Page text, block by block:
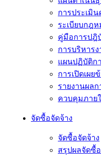
การประเมิน
ระเบียบกฎ
คู่มือการปฎิ
การบริหาร
แผนปฏิบัติก
การเปิดเผ
รายงานผลก
ควบคุมภาย
จัดซื้อจัดจ้าง
จัดซื้อจัดจ้าง
สรุปผลจัดซื้